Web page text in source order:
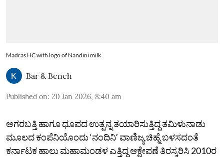
Madras HC with logo of Nandini milk
Bar & Bench
Published on: 20 Jan 2026, 8:40 am
ಅಗರಬತ್ತಿ ಹಾಗೂ ಧೂಪದ ಉತ್ಪನ್ನ ತಯಾರಿಸುತ್ತಿದ್ದ ತಮಿಳುನಾಡು
ಮೂಲದ ಕಂಪೆನಿಯೊಂದು ‘ನಂದಿನಿʼ ವಾಣಿಜ್ಯ ಚಿಹ್ನೆ ಬಳಸದಂತೆ
ಕರ್ನಾಟಕ ಹಾಲು ಮಹಾಮಂಡಳ ಎತ್ತಿದ್ದ ಆಕ್ಷೇಪಣೆ ತಿರಸ್ಕರಿಸಿ 2010ರ